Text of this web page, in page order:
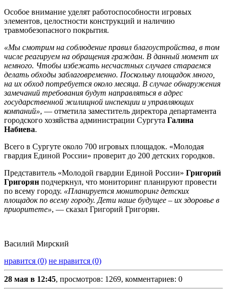
Особое внимание уделят работоспособности игровых
элементов, целостности конструкций и наличию
травмобезопасного покрытия.
«Мы смотрим на соблюдение правил благоустройства, в том
числе реагируем на обращения граждан. В данный момент их
немного. Чтобы избежать несчастных случаев стараемся
делать обходы заблаговременно. Поскольку площадок много,
на их обход потребуется около месяца. В случае обнаружения
замечаний требования будут направляться в адрес
государственной жилищной инспекции и управляющих
компаний», — отметила заместитель директора департамента
городского хозяйства администрации Сургута Галина
Набиева.
Всего в Сургуте около 700 игровых площадок. «Молодая
гвардия Единой России» проверит до 200 детских городков.
Представитель «Молодой гвардии Единой России» Григорий
Григорян подчеркнул, что мониторинг планируют провести
по всему городу. «Планируется мониторинг детских
площадок по всему городу. Дети наше будущее – их здоровье в
приоритете», — сказал Григорий Григорян.
Василий Мирский
нравится (0) не нравится (0)
28 мая в 12:45, просмотров: 1269, комментариев: 0